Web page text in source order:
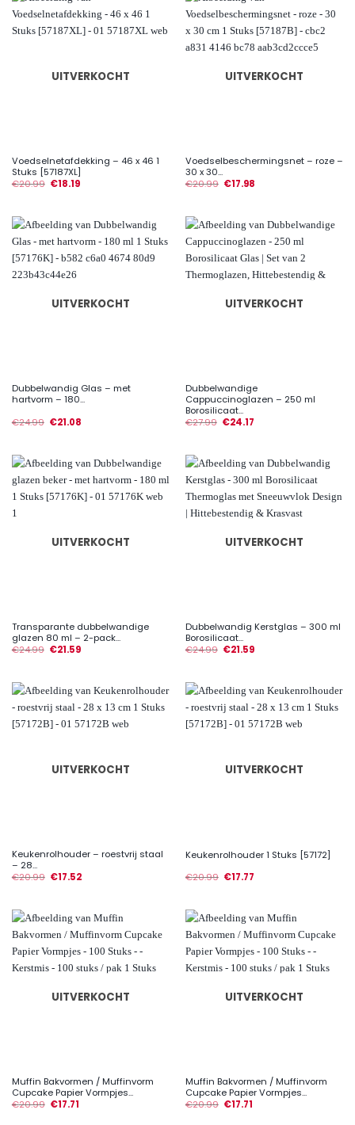
UITVERKOCHT
Voedselnetafdekking – 46 x 46 1
Stuks [57187XL]
€20.99 €18.19
UITVERKOCHT
Voedselbeschermingsnet – roze –
30 x 30...
€20.99 €17.98
UITVERKOCHT
Dubbelwandig Glas – met
hartvorm – 180...
€24.99 €21.08
UITVERKOCHT
Dubbelwandige
Cappuccinoglazen – 250 ml
Borosilicaat...
€27.99 €24.17
UITVERKOCHT
Transparante dubbelwandige
glazen 80 ml – 2-pack...
€24.99 €21.59
UITVERKOCHT
Dubbelwandig Kerstglas – 300 ml
Borosilicaat...
€24.99 €21.59
UITVERKOCHT
Keukenrolhouder – roestvrij staal
– 28...
€20.99 €17.52
UITVERKOCHT
Keukenrolhouder 1 Stuks [57172]
€20.99 €17.77
UITVERKOCHT
Muffin Bakvormen / Muffinvorm
Cupcake Papier Vormpjes...
€20.99 €17.71
UITVERKOCHT
Muffin Bakvormen / Muffinvorm
Cupcake Papier Vormpjes...
€20.99 €17.71